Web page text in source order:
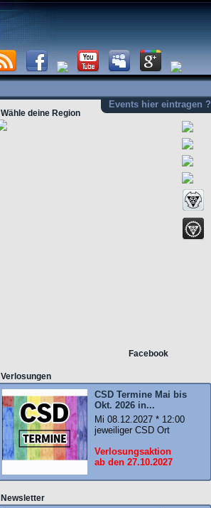
Events hier eintragen ?
Wähle deine Region
Facebook
Verlosungen
CSD Termine Mai bis
Okt. 2026 in...
Mi 08.12.2027 * 12:00
jeweiliger CSD Ort
Verlosungsaktion
ab den 27.10.2027
Newsletter